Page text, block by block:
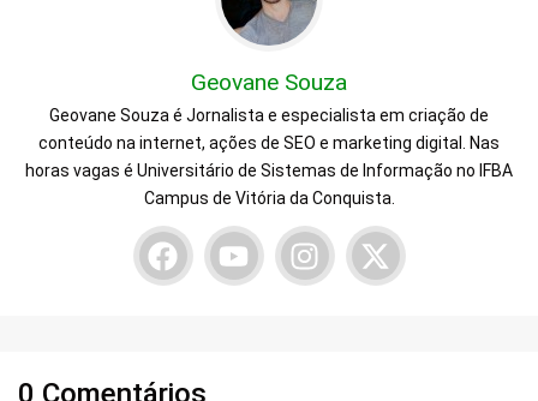
Geovane Souza
Geovane Souza é Jornalista e especialista em criação de
conteúdo na internet, ações de SEO e marketing digital. Nas
horas vagas é Universitário de Sistemas de Informação no IFBA
Campus de Vitória da Conquista.
0 Comentários